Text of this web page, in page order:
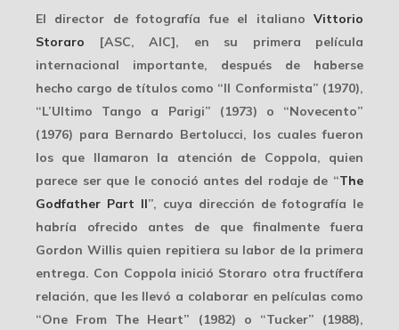
El director de fotografía fue el italiano Vittorio
Storaro [ASC, AIC], en su primera película
internacional importante, después de haberse
hecho cargo de títulos como “Il Conformista” (1970),
“L’Ultimo Tango a Parigi” (1973) o “Novecento”
(1976) para Bernardo Bertolucci, los cuales fueron
los que llamaron la atención de Coppola, quien
parece ser que le conoció antes del rodaje de “The
Godfather Part II”, cuya dirección de fotografía le
habría ofrecido antes de que finalmente fuera
Gordon Willis quien repitiera su labor de la primera
entrega. Con Coppola inició Storaro otrafructífera
relación, que les llevó a colaborar en películas como
“One From The Heart” (1982) o “Tucker” (1988),